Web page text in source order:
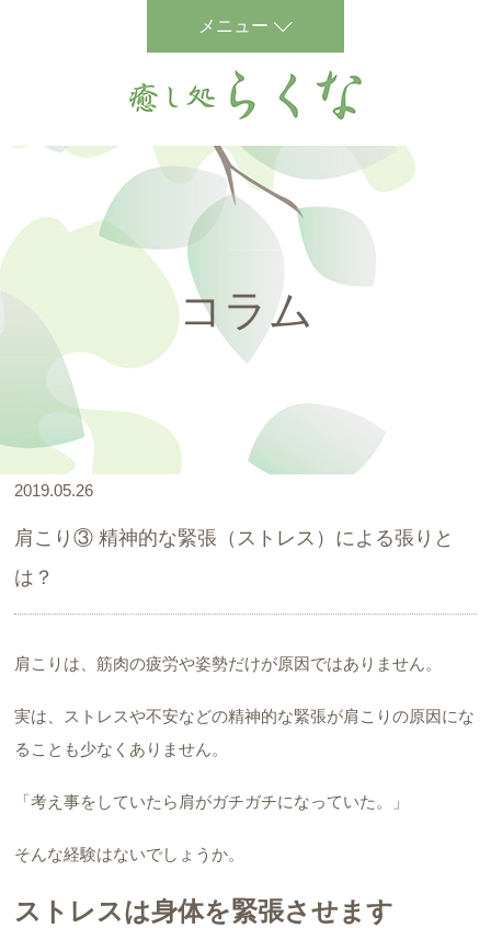
メニュー
コラム
2019.05.26
肩こり③ 精神的な緊張（ストレス）による張りと
は？
肩こりは、筋肉の疲労や姿勢だけが原因ではありません。
実は、ストレスや不安などの精神的な緊張が肩こりの原因にな
ることも少なくありません。
「考え事をしていたら肩がガチガチになっていた。」
そんな経験はないでしょうか。
ストレスは身体を緊張させます